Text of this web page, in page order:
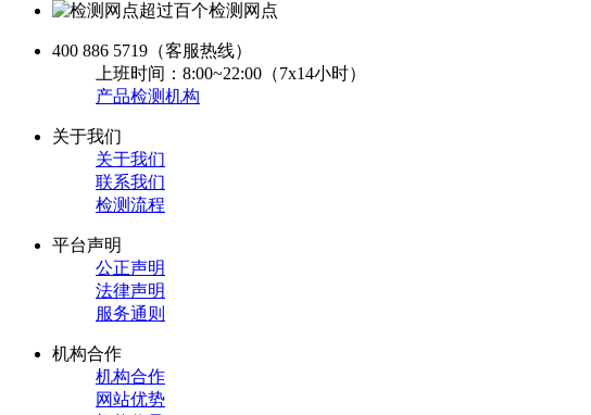
超过百个检测网点
400 886 5719 （客服热线）
上班时间：8:00~22:00（7x14小时）
产品检测机构
关于我们
关于我们
联系我们
检测流程
平台声明
公正声明
法律声明
服务通则
机构合作
机构合作
网站优势